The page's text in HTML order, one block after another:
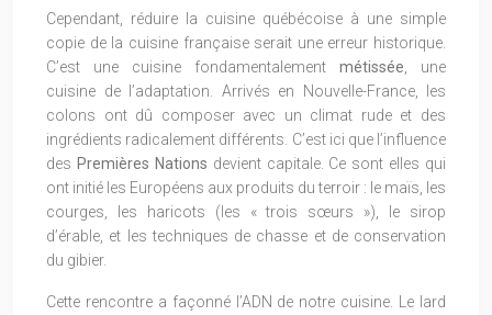
Cependant, réduire la cuisine québécoise à une simple
copie de la cuisine française serait une erreur historique.
C’est une cuisine fondamentalement métissée , une
cuisine de l’adaptation. Arrivés en Nouvelle-France, les
colons ont dû composer avec un climat rude et des
ingrédients radicalement différents. C’est ici que l’influence
des Premières Nations devient capitale. Ce sont elles qui
ont initié les Européens aux produits du terroir : le maïs, les
courges, les haricots (les « trois sœurs »), le sirop
d’érable, et les techniques de chasse et de conservation
du gibier.
Cette rencontre a façonné l’ADN de notre cuisine. Le lard